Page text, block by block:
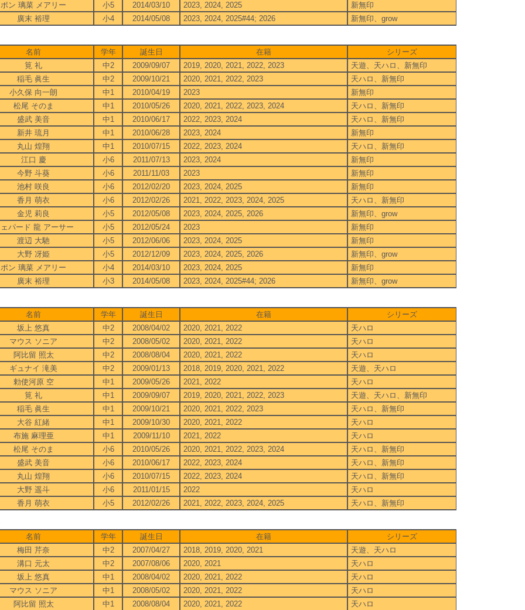
ポン 璃菜 メアリー
小5 2014/03/10 2023, 2024, 2025
新無印
廣末 裕理
小4 2014/05/08 2023, 2024, 2025#44; 2026 新無印、grow
名前 学年 誕生日 在籍
シリーズ
筧 礼
中2 2009/09/07 2019, 2020, 2021, 2022, 2023
天遊、天ハロ、新無印
稲毛 眞生
中2 2009/10/21 2020, 2021, 2022, 2023
天ハロ、新無印
小久保 向一朗
中1 2010/04/19 2023
新無印
松尾 そのま
中1 2010/05/26 2020, 2021, 2022, 2023, 2024
天ハロ、新無印
盛武 美音
中1 2010/06/17 2022, 2023, 2024
天ハロ、新無印
新井 琉月
中1 2010/06/28 2023, 2024
新無印
丸山 煌翔
中1 2010/07/15 2022, 2023, 2024
天ハロ、新無印
江口 慶
小6 2011/07/13 2023, 2024
新無印
今野 斗葵
小6 2011/11/03 2023
新無印
池村 咲良
小6 2012/02/20 2023, 2024, 2025
新無印
香月 萌衣
小6 2012/02/26 2021, 2022, 2023, 2024, 2025
天ハロ、新無印
金児 莉良
小5 2012/05/08 2023, 2024, 2025, 2026
新無印、grow
パード 龍 アーサー
小5 2012/05/24 2023
新無印
渡辺 大馳
小5 2012/06/06 2023, 2024, 2025
新無印
大野 冴姫
小5 2012/12/09 2023, 2024, 2025, 2026
新無印、grow
ポン 璃菜 メアリー
小4 2014/03/10 2023, 2024, 2025
新無印
廣末 裕理
小3 2014/05/08 2023, 2024, 2025#44; 2026 新無印、grow
名前 学年 誕生日 在籍
シリーズ
坂上 悠真
中2 2008/04/02 2020, 2021, 2022
天ハロ
マウス ソニア
中2 2008/05/02 2020, 2021, 2022
天ハロ
阿比留 照太
中2 2008/08/04 2020, 2021, 2022
天ハロ
ギュナイ 滝美
中2 2009/01/13 2018, 2019, 2020, 2021, 2022
天遊、天ハロ
勅使河原 空
中1 2009/05/26 2021, 2022
天ハロ
筧 礼
中1 2009/09/07 2019, 2020, 2021, 2022, 2023
天遊、天ハロ、新無印
稲毛 眞生
中1 2009/10/21 2020, 2021, 2022, 2023
天ハロ、新無印
大谷 紅緒
中1 2009/10/30 2020, 2021, 2022
天ハロ
布施 麻理亜
中1 2009/11/10 2021, 2022
天ハロ
松尾 そのま
小6 2010/05/26 2020, 2021, 2022, 2023, 2024
天ハロ、新無印
盛武 美音
小6 2010/06/17 2022, 2023, 2024
天ハロ、新無印
丸山 煌翔
小6 2010/07/15 2022, 2023, 2024
天ハロ、新無印
大野 遥斗
小6 2011/01/15 2022
天ハロ
香月 萌衣
小5 2012/02/26 2021, 2022, 2023, 2024, 2025 天ハロ、新無印
名前 学年 誕生日 在籍
シリーズ
梅田 芹奈
中2 2007/04/27 2018, 2019, 2020, 2021
天遊、天ハロ
溝口 元太
中2 2007/08/06 2020, 2021
天ハロ
坂上 悠真
中1 2008/04/02 2020, 2021, 2022
天ハロ
マウス ソニア
中1 2008/05/02 2020, 2021, 2022
天ハロ
阿比留 照太
中1 2008/08/04 2020, 2021, 2022
天ハロ